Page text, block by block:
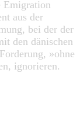
Emigration
aus der
bei der der
den dänischen
»ohne
ignorieren.